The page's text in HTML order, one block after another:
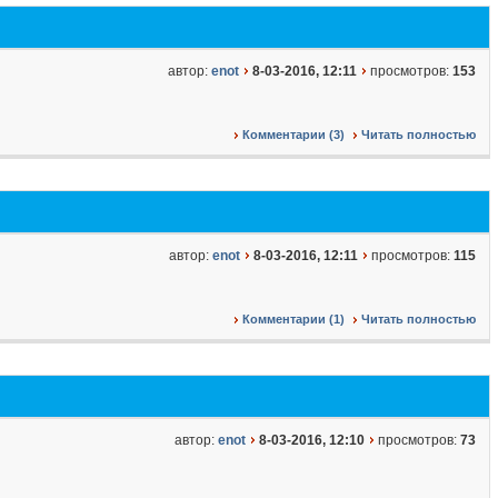
автор: enot 8-03-2016, 12:11 просмотров: 153
Комментарии (3) Читать полностью
автор: enot 8-03-2016, 12:11 просмотров: 115
Комментарии (1) Читать полностью
автор: enot 8-03-2016, 12:10 просмотров: 73